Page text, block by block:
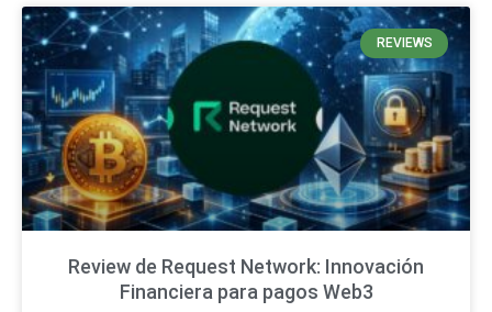
REVIEWS
Review de Request Network: Innovación
Financiera para pagos Web3